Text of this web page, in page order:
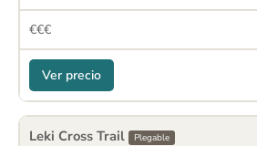
€€€
Ver precio
Leki Cross Trail Plegable